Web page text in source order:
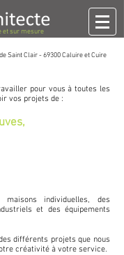
et sur mesure
Saint Clair -69300 Caluire et Cuire
pour vous à toutes les
vos projets de :
individuelles, des
et des équipements
différents projets que nous
créativité à votre service.